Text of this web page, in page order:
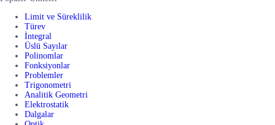
Limit ve Süreklilik
Türev
İntegral
Üslü Sayılar
Polinomlar
Fonksiyonlar
Problemler
Trigonometri
Analitik Geometri
Elektrostatik
Dalgalar